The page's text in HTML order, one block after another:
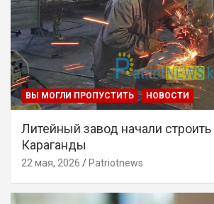
ВЫ МОГЛИ ПРОПУСТИТЬ НОВОСТИ
Литейный завод начали строить
Караганды
22 мая, 2026 Patriotnews